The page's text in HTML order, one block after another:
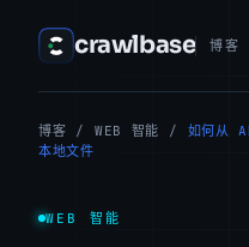
crawlbase 博客
博客 / WEB 智能 /
如何从
本地文件
WEB 智能